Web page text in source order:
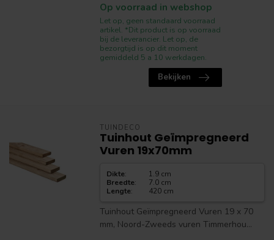
Op voorraad in webshop
Let op, geen standaard voorraad
artikel. *Dit product is op voorraad
bij de leverancier. Let op, de
bezorgtijd is op dit moment
gemiddeld 5 a 10 werkdagen.
Bekijken
TUINDECO
Tuinhout Geïmpregneerd
Vuren 19x70mm
Dikte:
1.9 cm
Breedte:
7.0 cm
Lengte: 420 cm
Tuinhout Geïmpregneerd Vuren 19 x 70
mm, Noord-Zweeds vuren Timmerhou...